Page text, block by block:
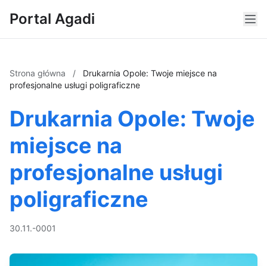
Portal Agadi
Strona główna /
Drukarnia Opole: Twoje miejsce na
profesjonalne usługi poligraficzne
Drukarnia Opole: Twoje
miejsce na
profesjonalne usługi
poligraficzne
30.11.-0001